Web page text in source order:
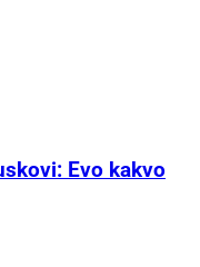
Evo kakvo